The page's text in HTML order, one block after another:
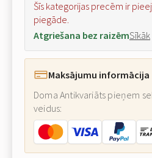
Šīs kategorijas precēm ir
piegāde.
Atgriešana bez raizēmSīkāk
Maksājumu informācija
Doma Antikvariāts pieņem
veidus: